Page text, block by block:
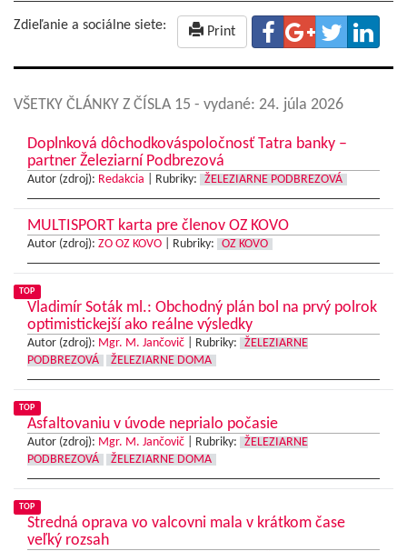
Zdieľanie a sociálne siete: Print
VŠETKY ČLÁNKY Z ČÍSLA 15 - vydané: 24. júla 2026
Doplnková dôchodkováspoločnosť Tatra banky –
partner Železiarní Podbrezová
Autor (zdroj): Redakcia Rubriky: ŽELEZIARNE PODBREZOVÁ
MULTISPORT karta pre členov OZ KOVO
Autor (zdroj): ZO OZ KOVO Rubriky: OZ KOVO
TOP
Vladimír Soták ml.: Obchodný plán bol na prvý polrok
optimistickejší ako reálne výsledky
Autor (zdroj): Mgr. M. Jančovič Rubriky:
ŽELEZIARNE
PODBREZOVÁ
ŽELEZIARNE DOMA
TOP
Asfaltovaniu v úvode neprialo počasie
Autor (zdroj): Mgr. M. Jančovič Rubriky:
ŽELEZIARNE
PODBREZOVÁ
ŽELEZIARNE DOMA
TOP
Stredná oprava vo valcovni mala v krátkom čase
veľký rozsah